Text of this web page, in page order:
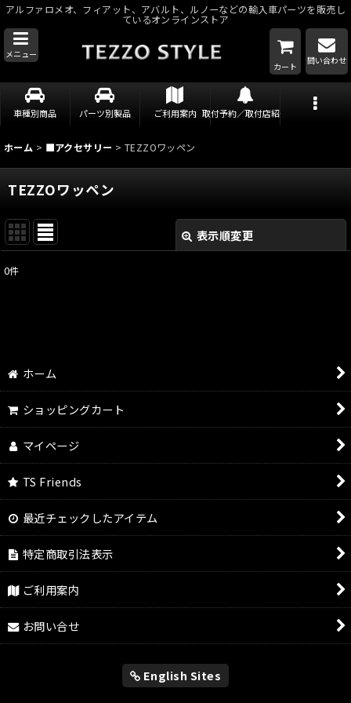
アルファロメオ、フィアット、アバルト、ルノーなどの輸入車パーツを販売し
ているオンラインストア
メニュー
カート
問い合わせ
車種別商品 パーツ別製品 ご利用案内 取付予約／取付店紹介
ホーム > ■アクセサリー > TEZZOワッペン
TEZZOワッペン
表示順変更
0件
ホーム
ショッピングカート
マイページ
TS Friends
最近チェックしたアイテム
特定商取引法表示
ご利用案内
お問い合せ
English Sites